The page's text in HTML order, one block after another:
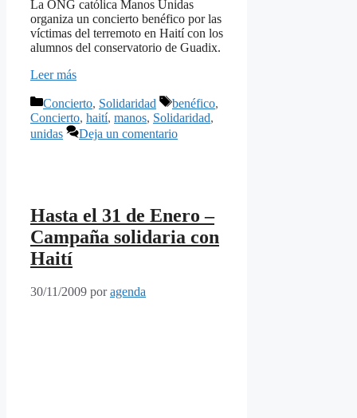
La ONG católica Manos Unidas
organiza un concierto benéfico por las
víctimas del terremoto en Haití con los
alumnos del conservatorio de Guadix.
Leer más
Categorías
Concierto, Solidaridad Etiquetas
benéfico,
Concierto, haití, manos, Solidaridad,
unidas
Deja un comentario
Hasta el 31 de Enero –
Campaña solidaria con
Haití
30/11/2009 poragenda